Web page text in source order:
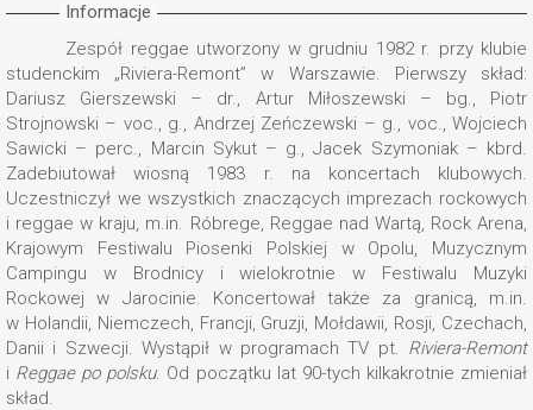
Informacje
Zespół reggae utworzony w grudniu 1982 r. przy klubie
studenckim „Riviera-Remont” w Warszawie. Pierwszy skład:
Dariusz Gierszewski – dr., Artur Miłoszewski – bg., Piotr
Strojnowski – voc., g., Andrzej Zeńczewski – g., voc., Wojciech
Sawicki – perc., Marcin Sykut – g., Jacek Szymoniak – kbrd.
Zadebiutował wiosną 1983 r. na koncertach klubowych.
Uczestniczył we wszystkich znaczących imprezach rockowych
i reggae w kraju, m.in. Róbrege, Reggae nad Wartą, Rock Arena,
Krajowym Festiwalu Piosenki Polskiej w Opolu, Muzycznym
Campingu w Brodnicy i wielokrotnie w Festiwalu Muzyki
Rockowej w Jarocinie. Koncertował także za granicą, m.in.
w Holandii, Niemczech, Francji, Gruzji, Mołdawii, Rosji, Czechach,
Danii i Szwecji. Wystąpił w programach TV pt. Riviera-Remont
i Reggae po polsku. Od początku lat 90-tych kilkakrotnie zmieniał
skład.